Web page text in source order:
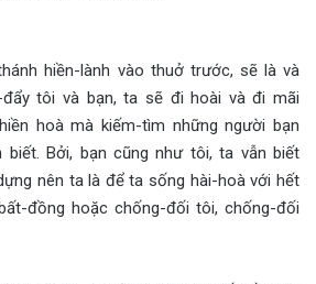
hiền-lành vào thuở trước, sẽ là và
tôi và bạn, ta sẽ đi hoài và đi mãi
hoà mà kiếm-tìm những người bạn
biết. Bởi, bạn cũng như tôi, ta vẫn biết
nên ta là để ta sống hài-hoà với hết
đồng hoặc chống-đối tôi, chống-đối